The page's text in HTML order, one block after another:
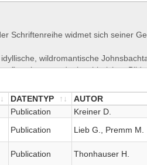
DATENTYP AUTOR
DATENTYP AUTOR
Publication Kreiner D.
Publication Lieb G., Premm M.
Publication Thonhauser H.